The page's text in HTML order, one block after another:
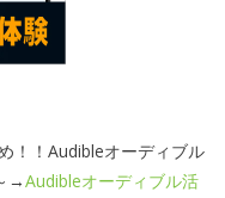
！！Audibleオーディブル
→Audibleオーディブル活